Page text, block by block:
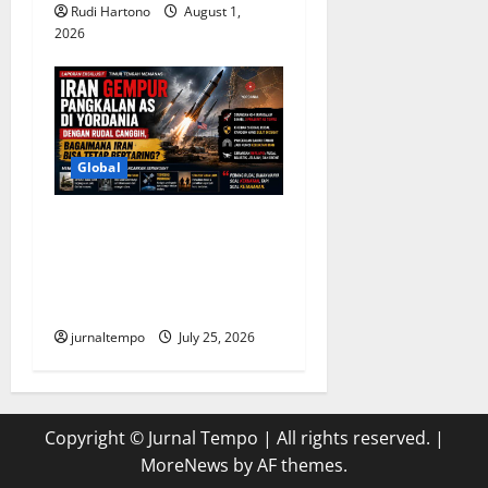
Rudi Hartono
August 1,
2026
Global
jurnaltempo July 25, 2026
Copyright © Jurnal Tempo | All rights reserved. |
MoreNews by AF themes.